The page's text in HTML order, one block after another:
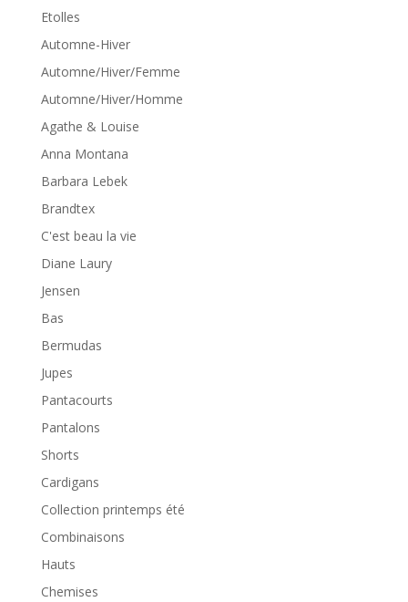
Etolles
Automne-Hiver
Automne/Hiver/Femme
Automne/Hiver/Homme
Agathe & Louise
Anna Montana
Barbara Lebek
Brandtex
C'est beau la vie
Diane Laury
Jensen
Bas
Bermudas
Jupes
Pantacourts
Pantalons
Shorts
Cardigans
Collection printemps été
Combinaisons
Hauts
Chemises